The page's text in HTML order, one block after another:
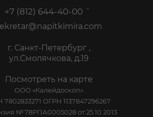
+7 (812) 644-40-00
г. Санкт-Петербург ,
ул.Смолячкова, д.19
Посмотреть на карте
ООО «Калейдоскоп»
ОГРН 1137847296267
№78РПА0005028 от 25.10.2013